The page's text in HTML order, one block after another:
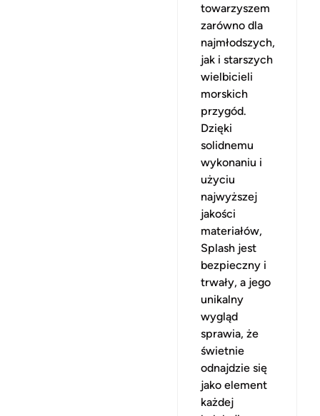
towarzyszem
zarówno dla
najmłodszych,
jak i starszych
wielbicieli
morskich
przygód.
Dzięki
solidnemu
wykonaniu i
użyciu
najwyższej
jakości
materiałów,
Splash jest
bezpieczny i
trwały, a jego
unikalny
wygląd
sprawia, że
świetnie
odnajdzie się
jako element
każdej